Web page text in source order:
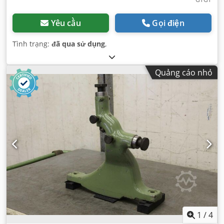
Yêu cầu Gọi điện
Tình trạng: đã qua sử dụng,
Quảng cáo nhỏ
1 /4